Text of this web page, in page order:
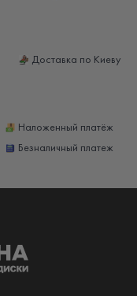
Доставка по Киеву
Наложенный платёж
Безналичный платеж